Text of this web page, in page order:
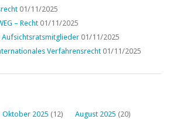
01/11/2025
– Recht 01/11/2025
01/11/2025
Verfahrensrecht 01/11/2025
Oktober 2025 (12) August 2025 (20)